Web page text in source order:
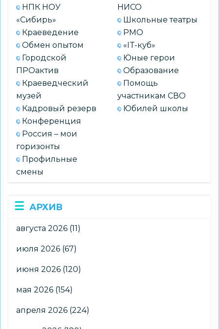
НПК НОУ
«Сибирь»
Краеведение
Обмен опытом
Городской
ПРОактив
Краеведческий
музей
Кадровый резерв
Конференция
Россия – мои
горизонты
Профильные
смены
НИСО
Школьные театры
РМО
«IT-куб»
Юные герои
Образование
Помощь
участникам СВО
Юбилей школы
АРХИВ
августа 2026 (11)
июля 2026 (67)
июня 2026 (120)
мая 2026 (154)
апреля 2026 (224)